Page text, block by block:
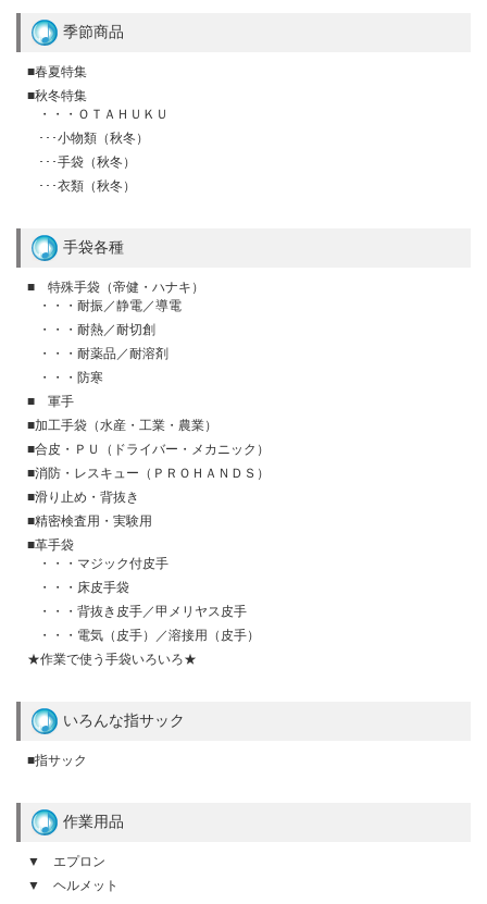
季節商品
■春夏特集
■秋冬特集
・・・ＯＴＡＨＵＫＵ
･･･小物類（秋冬）
･･･手袋（秋冬）
･･･衣類（秋冬）
手袋各種
■ 特殊手袋（帝健・ハナキ）
・・・耐振／静電／導電
・・・耐熱／耐切創
・・・耐薬品／耐溶剤
・・・防寒
■ 軍手
■加工手袋（水産・工業・農業）
■合皮・ＰＵ（ドライバー・メカニック）
■消防・レスキュー（ＰＲＯＨＡＮＤＳ）
■滑り止め・背抜き
■精密検査用・実験用
■革手袋
・・・マジック付皮手
・・・床皮手袋
・・・背抜き皮手／甲メリヤス皮手
・・・電気（皮手）／溶接用（皮手）
★作業で使う手袋いろいろ★
いろんな指サック
■指サック
作業用品
▼ エプロン
▼ ヘルメット